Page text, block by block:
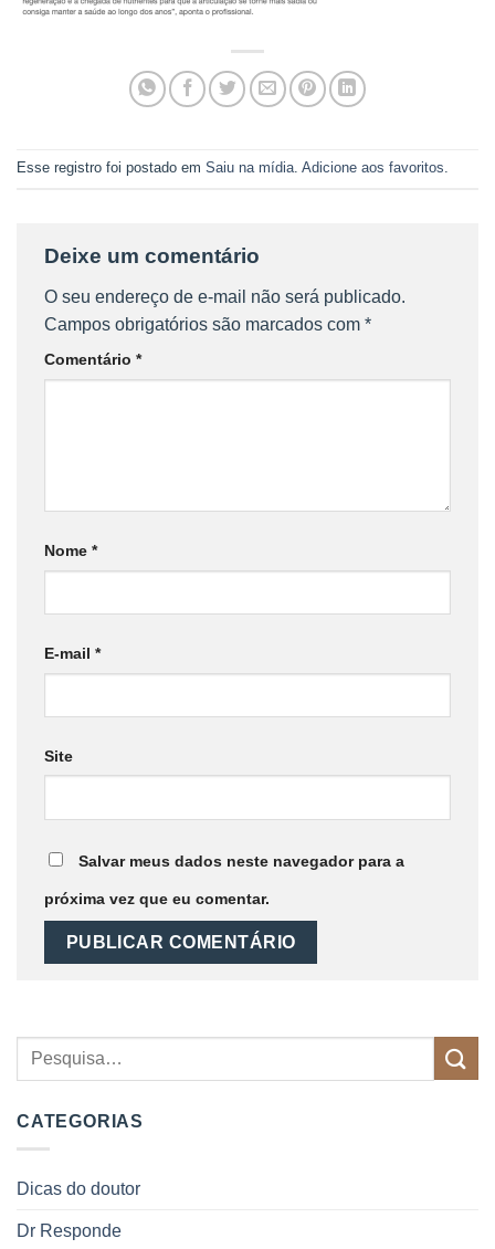
Esse registro foi postado em Saiu na mídia Adicione aos favoritos
Deixe um comentário
O seu endereço de e-mail não será publicado.
Campos obrigatórios são marcados com *
Comentário *
Nome *
E-mail *
Site
Salvar meus dados neste navegador para a
próxima vez que eu comentar.
CATEGORIAS
Dicas do doutor
Dr Responde